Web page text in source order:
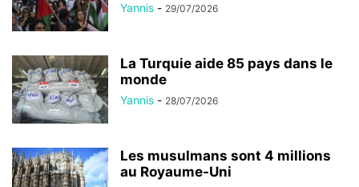
Yannis - 29/07/2026
La Turquie aide 85 pays dans le
monde
Yannis - 28/07/2026
Les musulmans sont 4 millions
au Royaume-Uni